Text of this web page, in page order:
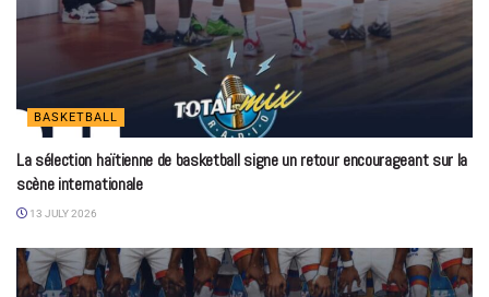
BASKETBALL
La sélection haïtienne de basketball signe un retour encourageant sur la
scène internationale
13 JULY 2026